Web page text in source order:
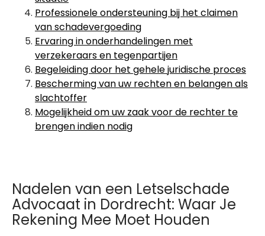
Professionele ondersteuning bij het claimen
van schadevergoeding
Ervaring in onderhandelingen met
verzekeraars en tegenpartijen
Begeleiding door het gehele juridische proces
Bescherming van uw rechten en belangen als
slachtoffer
Mogelijkheid om uw zaak voor de rechter te
brengen indien nodig
Nadelen van een Letselschade
Advocaat in Dordrecht: Waar Je
Rekening Mee Moet Houden